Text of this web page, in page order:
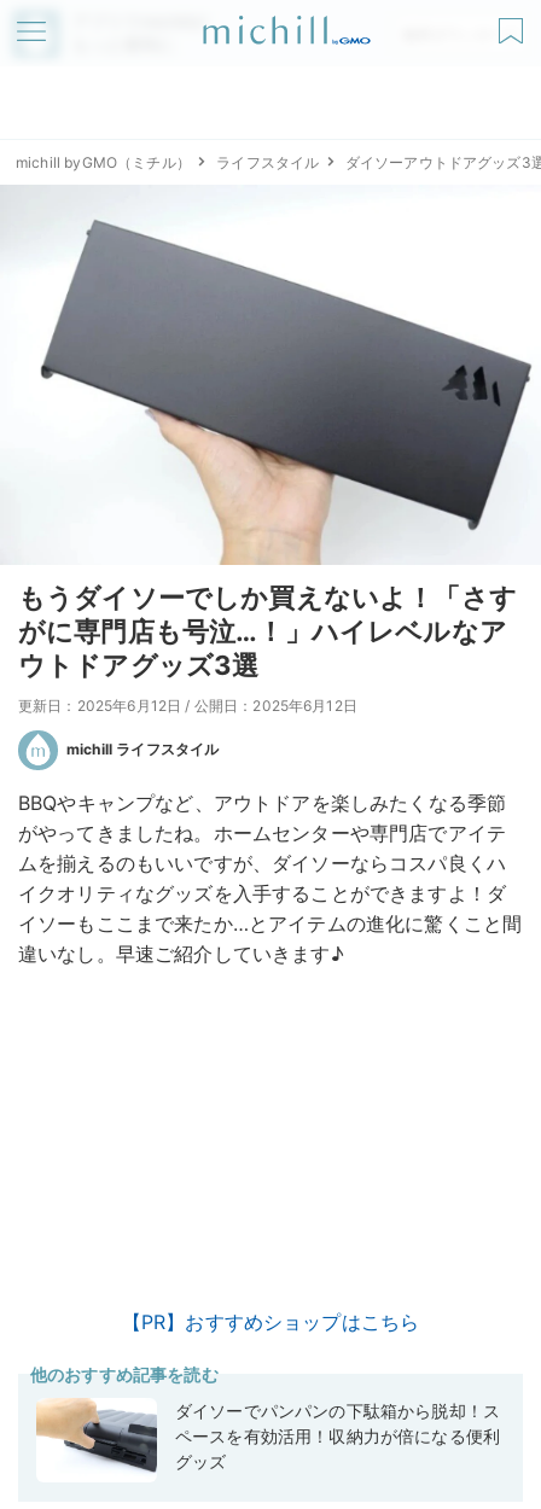
アプリでmichillが
無料ダウンロード
michill byGMO（ミチル） ライフスタイル ダイソーアウトドアグッズ3
もうダイソーでしか買えないよ！「さす
がに専門店も号泣…！」ハイレベルなア
ウトドアグッズ3選
更新日：2025年6月12日 / 公開日：2025年6月12日
michill ライフスタイル
BBQやキャンプなど、アウトドアを楽しみたくなる季節
がやってきましたね。ホームセンターや専門店でアイテ
ムを揃えるのもいいですが、ダイソーならコスパ良くハ
イクオリティなグッズを入手することができますよ！ダ
イソーもここまで来たか…とアイテムの進化に驚くこと間
違いなし。早速ご紹介していきます♪
【PR】おすすめショップはこちら
他のおすすめ記事を読む
ダイソーでパンパンの下駄箱から脱却！ス
ペースを有効活用！収納力が倍になる便利
グッズ